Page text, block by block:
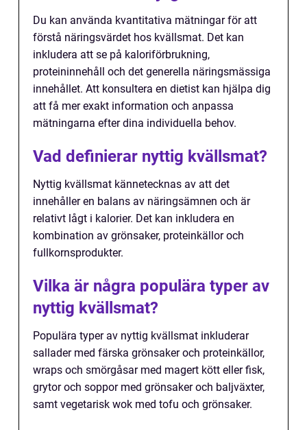
Du kan använda kvantitativa mätningar för att
förstå näringsvärdet hos kvällsmat. Det kan
inkludera att se på kaloriförbrukning,
proteininnehåll och det generella näringsmässiga
innehållet. Att konsultera en dietist kan hjälpa dig
att få mer exakt information och anpassa
mätningarna efter dina individuella behov.
Vad definierar nyttig kvällsmat?
Nyttig kvällsmat kännetecknas av att det
innehåller en balans av näringsämnen och är
relativt lågt i kalorier. Det kan inkludera en
kombination av grönsaker, proteinkällor och
fullkornsprodukter.
Vilka är några populära typer av
nyttig kvällsmat?
Populära typer av nyttig kvällsmat inkluderar
sallader med färska grönsaker och proteinkällor,
wraps och smörgåsar med magert kött eller fisk,
grytor och soppor med grönsaker och baljväxter,
samt vegetarisk wok med tofu och grönsaker.